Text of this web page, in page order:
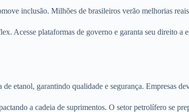
inclusão. Milhões de brasileiros verão melhorias
Acesse plataformas de governo e garanta seu direito a
etanol, garantindo qualidade e segurança. Empresas
a cadeia de suprimentos. O setor petrolífero se